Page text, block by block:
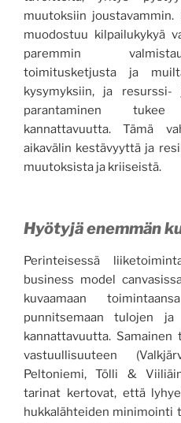
muutoksiin joustavammin.
muodostuu kilpailukykyä
paremmin
toimitusketjusta ja
kysymyksiin, ja resurssi-
parantaminen
kannattavuutta. Tämä
aikavälin kestävyyttä ja
muutoksista ja kriiseistä.
Hyötyjä enemmän
Perinteisessä
business model
kuvaamaan
punnitsemaan tulojen
kannattavuutta.
vastuullisuuteen
Peltoniemi, Tölli &
tarinat kertovat, että
hukkalähteiden minimointi